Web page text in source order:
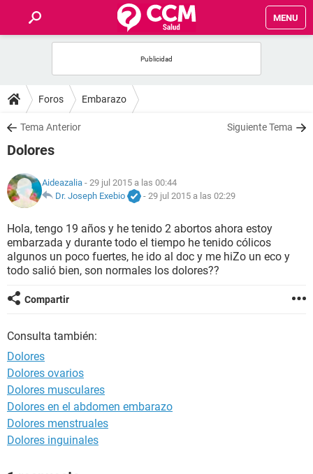
MENU
FOROS
SALUD
NUTRICIÓN
BIENESTAR
SEXUALIDAD
GLOSARIO
Foros Embarazo
Tema Anterior Siguiente Tema
Dolores
Aideazalia - 29 jul 2015 a las 00:44
Dr. Joseph Exebio
- 29 jul 2015 a las 02:29
Hola, tengo 19 años y he tenido 2 abortos ahora estoy
embarzada y durante todo el tiempo he tenido cólicos
algunos un poco fuertes, he ido al doc y me hiZo un eco y
todo salió bien, son normales los dolores??
Compartir
Consulta también:
Dolores
Dolores ovarios
Dolores musculares
Dolores en el abdomen embarazo
Dolores menstruales
Dolores inguinales